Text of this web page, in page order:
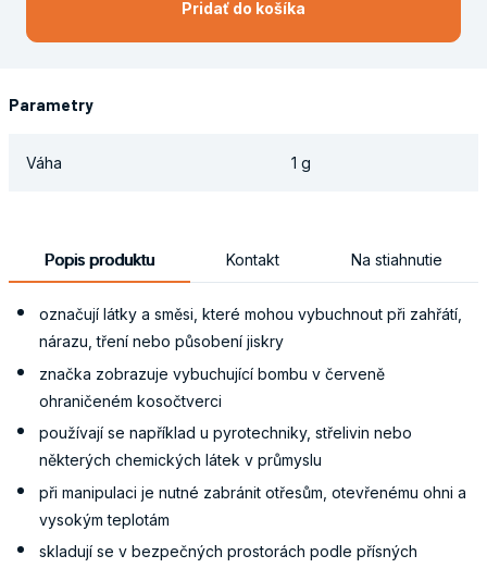
Pridať do košíka
Parametry
Váha 1 g
Popis produktu Kontakt Na stiahnutie
označují látky a směsi, které mohou vybuchnout při zahřátí,
nárazu, tření nebo působení jiskry
značka zobrazuje vybuchující bombu v červeně
ohraničeném kosočtverci
používají se například u pyrotechniky, střelivin nebo
některých chemických látek v průmyslu
při manipulaci je nutné zabránit otřesům, otevřenému ohni a
vysokým teplotám
skladují se v bezpečných prostorách podle přísných